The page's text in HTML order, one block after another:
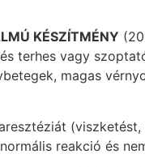
KÉSZÍTMÉNY
terhes vagy
magas
reakció és